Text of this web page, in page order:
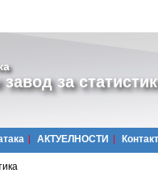
за
АКТУЕЛНОСТИ Контакт